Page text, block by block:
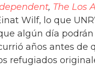
, The Los
Wilf, lo que
algún día
años antes de
refugiados